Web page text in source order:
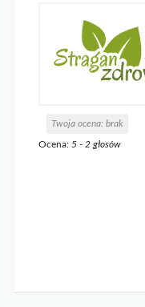
Twoja ocena: brak
Ocena: 5 - 2 głosów